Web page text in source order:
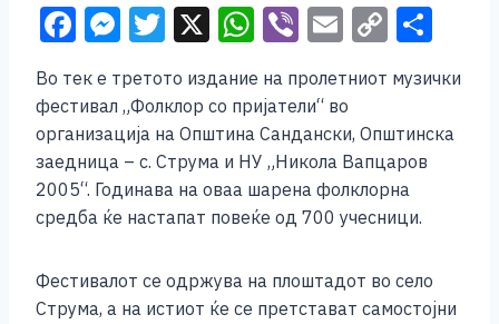
F
c
e
b
o
o
k
M
ss
e
n
g
er
T
tt
er
X W
at
s
A
p
p
Vi
er
E
ai
l
C
p
y
Li
n
k
ar
e
Во тек е третото издание на пролетниот музички
фестивал „Фолклор со пријатели“ во
организација на Општина Сандански, Општинска
заедница – с. Струма и НУ „Никола Вапцаров
2005“. Годинава на оваа шарена фолклорна
средба ќе настапат повеќе од 700 учесници.
Фестивалот се одржува на плоштадот во село
Струма, а на истиот ќе се претстават самостојни